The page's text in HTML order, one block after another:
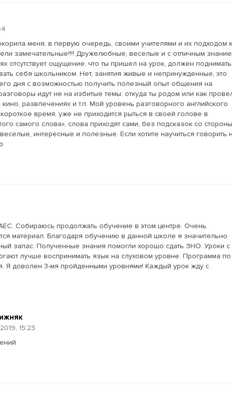
меня, в первую очередь, своими учителями и их подходом к
замечательные!!!! Дружелюбные, веселые и с отличным
отсутствует ощущение, что ты пришел на урок, должен поднимать
себя школьником. Нет, занятия живые и непринужденные, это
дня с возможностью получить полезный опыт общения на
идут не на избитые темы: откуда ты родом или как
кино, развлечениях и т.п. Мой уровень разговорного английского
время, уже не приходится рыться в своей голове в
самого слова», слова приходят сами, без подсказок со
интересные и полезные. Если хотите научиться говорить
Собираюсь продолжать обучение в этом центре. Очень
материал. Благодаря обучению в данной школе я значительно
запас. Полученные знания помогли хорошо сдать ЗНО. Уроки с
лучше воспринимать язык на слуховом уровне. Программа по
Я доволен 3-мя пройденными уровнями! Каждый урок жду с
15:23